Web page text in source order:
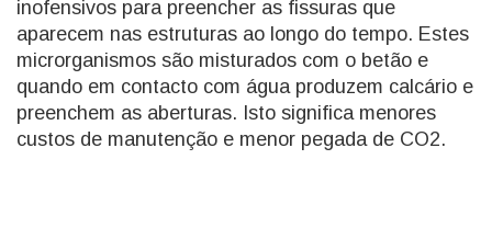
inofensivos para preencher as fissuras que
aparecem nas estruturas ao longo do tempo. Estes
microrganismos são misturados com o betão e
quando em contacto com água produzem calcário e
preenchem as aberturas. Isto significa menores
custos de manutenção e menor pegada de CO2.